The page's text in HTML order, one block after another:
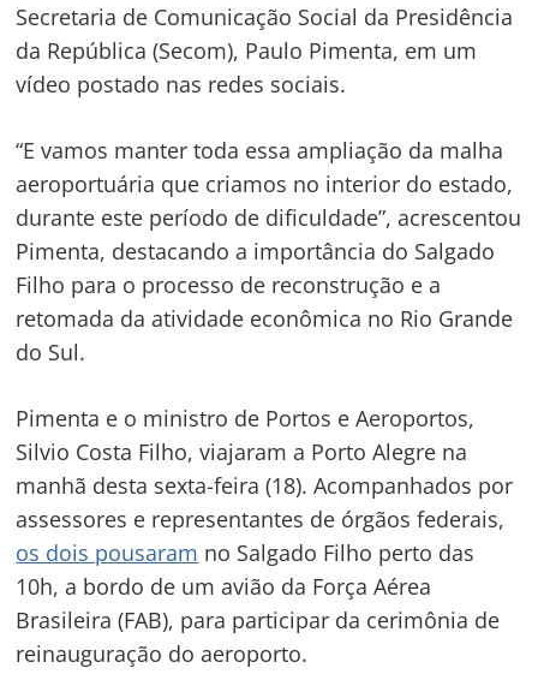
Secretaria de Comunicação Social da Presidência
da República (Secom), Paulo Pimenta, em um
vídeo postado nas redes sociais.
“E vamos manter toda essa ampliação da malha
aeroportuária que criamos no interior do estado,
durante este período de dificuldade”, acrescentou
Pimenta, destacando a importância do Salgado
Filho para o processo de reconstrução e a
retomada da atividade econômica no Rio Grande
do Sul.
Pimenta e o ministro de Portos e Aeroportos,
Silvio Costa Filho, viajaram a Porto Alegre na
manhã desta sexta-feira (18). Acompanhados por
assessores e representantes de órgãos federais,
os dois pousaram no Salgado Filho perto das
10h, a bordo de um avião da Força Aérea
Brasileira (FAB), para participar da cerimônia de
reinauguração do aeroporto.